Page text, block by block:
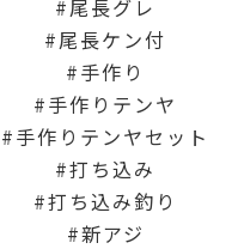
尾長グレ
尾長ケン付
手作り
手作りテンヤ
手作りテンヤセット
打ち込み
打ち込み釣り
新アジ